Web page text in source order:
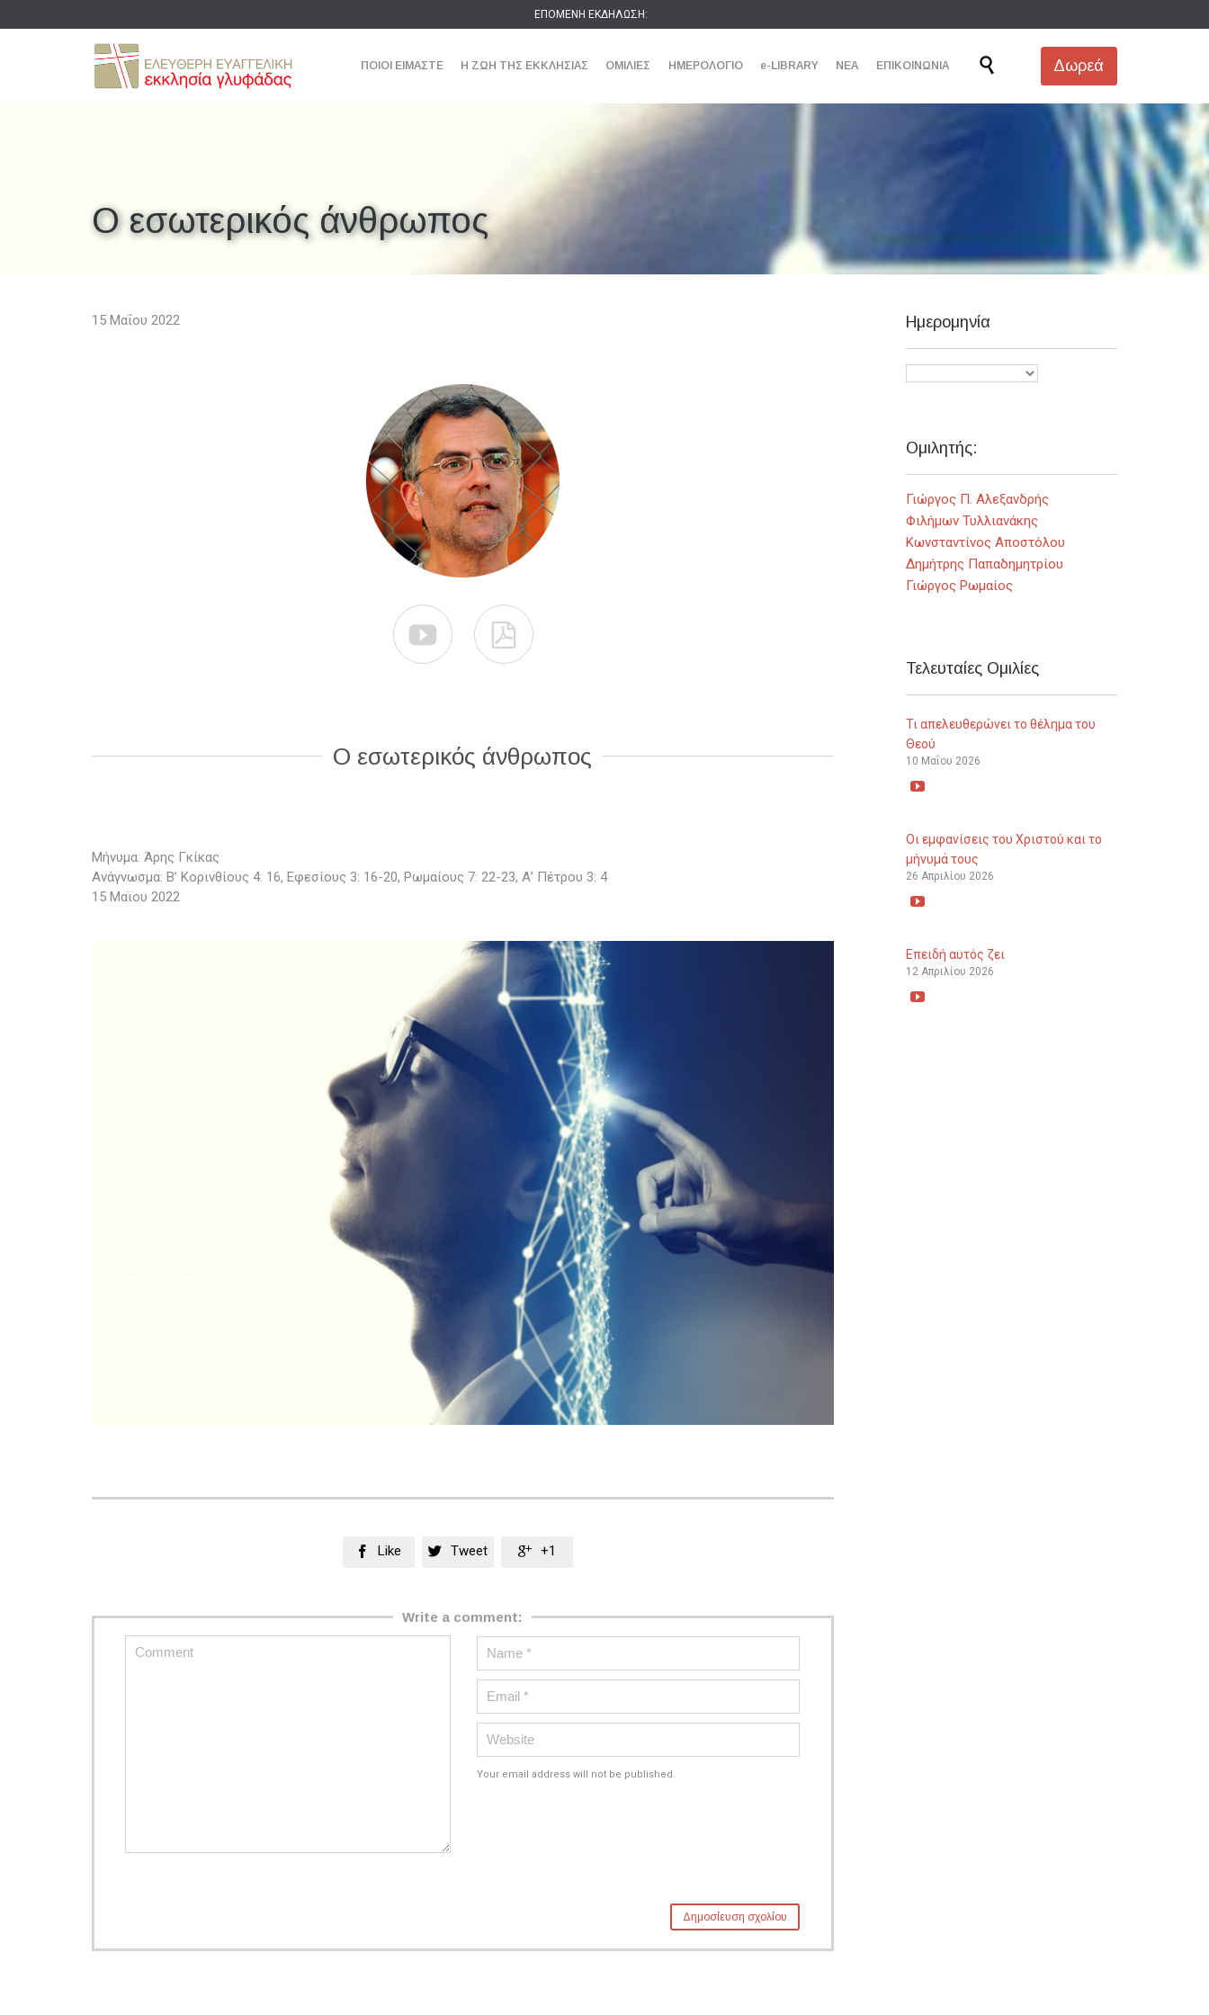
ΕΠΟΜΕΝΗ ΕΚΔΗΛΩΣΗ:
Skip
ΠΟΙΟΙ ΕΙΜΑΣΤΕ Η ΖΩΗ ΤΗΣ ΕΚΚΛΗΣΙΑΣ ΟΜΙΛΙΕΣ ΗΜΕΡΟΛΟΓΙΟ e-LIBRARY ΝΕΑ ΕΠΙΚΟΙΝΩΝΙΑ  Δωρεά
Ο εσωτερικός άνθρωπος
15 Μαΐου 2022
 
Ο εσωτερικός άνθρωπος
Μήνυμα: Άρης Γκίκας
Ανάγνωσμα: Β’ Κορινθίους 4: 16, Εφεσίους 3: 16-20, Ρωμαίους 7: 22-23, Α’ Πέτρου 3: 4
15 Μαϊου 2022
 Like  Tweet  +1
Write a comment:
Your email address will not be published.
Ημερομηνία
Ομιλητής:
Γιώργος Π. Αλεξανδρής
Φιλήμων Τυλλιανάκης
Κωνσταντίνος Αποστόλου
Δημήτρης Παπαδημητρίου
Γιώργος Ρωμαίος
Τελευταίες Ομιλίες
Τι απελευθερώνει το θέλημα του
Θεού
10 Μαΐου 2026

Οι εμφανίσεις του Χριστού και το
μήνυμά τους
26 Απριλίου 2026

Επειδή αυτός ζει
12 Απριλίου 2026
